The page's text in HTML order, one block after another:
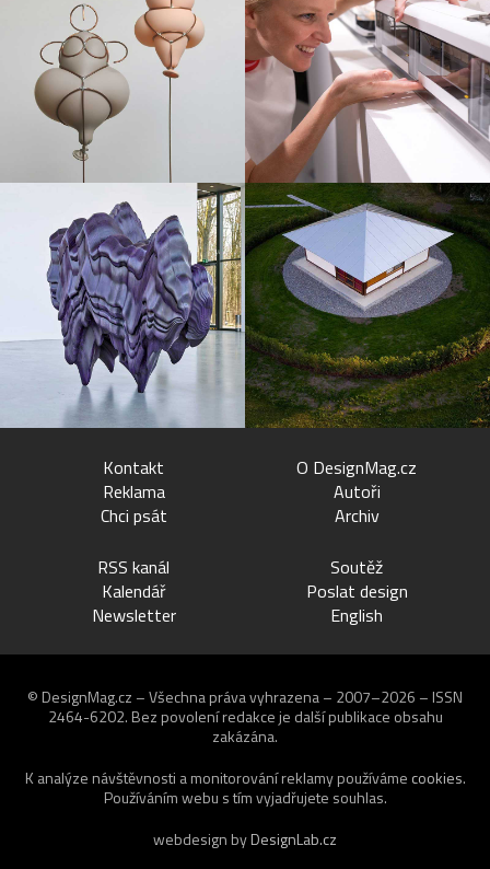
Kontakt
Reklama
Chci psát
O DesignMag.cz
Autoři
Archiv
RSS kanál
Kalendář
Newsletter
Soutěž
Poslat design
English
© DesignMag.cz – Všechna práva vyhrazena – 2007–2026 – ISSN
2464-6202. Bez povolení redakce je další publikace obsahu
zakázána.
K analýze návštěvnosti a monitorování reklamy používáme cookies.
Používáním webu s tím vyjadřujete souhlas.
webdesign byDesignLab.cz